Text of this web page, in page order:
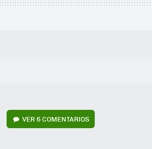
VER6 COMENTARIOS